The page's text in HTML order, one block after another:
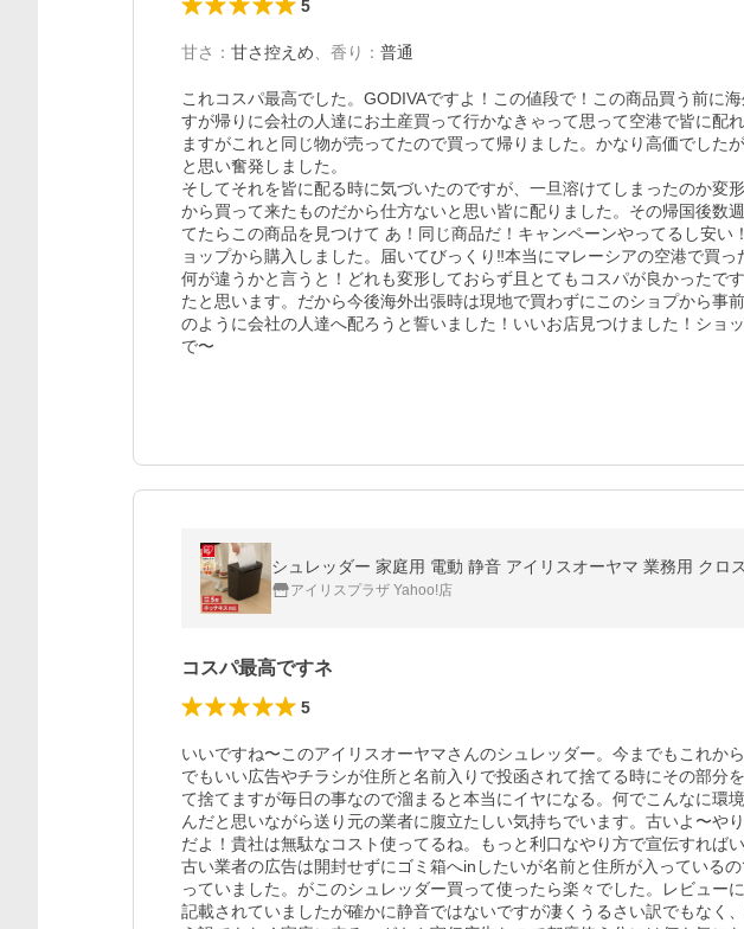
5
甘さ ： 甘さ控えめ 香り ： 普通
これコスパ最高でした。GODIVAですよ！この値段で！この商品買う前に
すが帰りに会社の人達にお土産買って行かなきゃって思って空港で皆に配
ますがこれと同じ物が売ってたので買って帰りました。かなり高価でした
と思い奮発しました。
そしてそれを皆に配る時に気づいたのですが、一旦溶けてしまったのか変
から買って来たものだから仕方ないと思い皆に配りました。その帰国後数
てたらこの商品を見つけて あ！同じ商品だ！キャンペーンやってるし安い
ョップから購入しました。届いてびっくり‼️本当にマレーシアの空港で買
何が違うかと言うと！どれも変形しておらず且とてもコスパが良かったで
たと思います。だから今後海外出張時は現地で買わずにこのショプから事
のように会社の人達へ配ろうと誓いました！いいお店見つけました！ショ
で〜
シュレッダー 家庭用 電動 静音 アイリスオーヤマ 業務用 クロ
アイリスプラザ Yahoo!店
コスパ最高ですネ
5
いいですね〜このアイリスオーヤマさんのシュレッダー。今までもこれか
でもいい広告やチラシが住所と名前入りで投函されて捨てる時にその部分
て捨てますが毎日の事なので溜まると本当にイヤになる。何でこんなに環
んだと思いながら送り元の業者に腹立たしい気持ちでいます。古いよ〜や
だよ！貴社は無駄なコスト使ってるね。もっと利口なやり方で宣伝すれば
古い業者の広告は開封せずにゴミ箱へinしたいが名前と住所が入っている
っていました。がこのシュレッダー買って使ったら楽々でした。レビュー
記載されていましたが確かに静音ではないですが凄くうるさい訳でもなく